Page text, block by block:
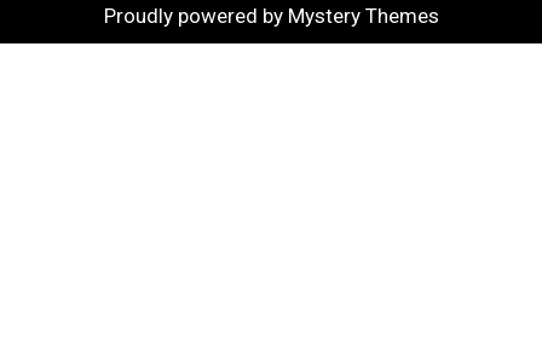
Proudly powered by Mystery Themes